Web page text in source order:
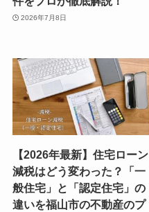
2026年7月8日
【2026年最新】住宅ローン
減税はどう変わった？「一
般住宅」と「認定住宅」の
違いを福山市の不動産のプ